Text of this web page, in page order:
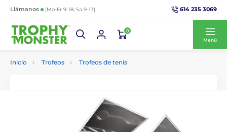
Llámanos (Mo-Fr 9-18, Sa 9-13) 614 235 3069
0
Menú
Inicio Trofeos Trofeos de tenis